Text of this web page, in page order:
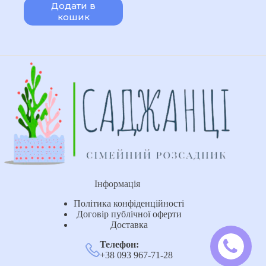
Додати в
кошик
Інформація
Політика конфіденційності
Договір публічної оферти
Доставка
Телефон:
+38 093 967-71-28